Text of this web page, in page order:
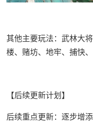
其他主要玩法：武林大
楼、赌坊、地牢、捕快
【后续更新计划】
后续重点更新：逐步增